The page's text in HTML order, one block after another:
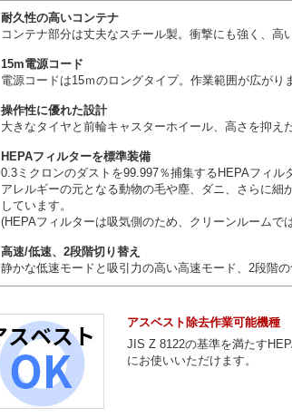
耐久性の高いコンテナ
コンテナ部分は丈夫なスチール製。衝撃にも強く、高
15m電源コード
電源コードは15ｍのロングタイプ。作業範囲が広がり
操作性に優れた設計
大きなタイヤと前輪キャスターホイール、高さを抑え
HEPAフィルターを標準装備
0.3ミクロンのダストを99.997％捕集するHEPAフィル
アレルギーの元となる動物の毛や塵、ダニ、さらに
しています。
(HEPAフィルターは吸気側のため、クリーンルームで
高速/低速、2段階切り替え
静かな低速モードと吸引力の高い高速モード、2段階
アスベスト除去作業可能機種
JIS Z 8122の基準を満たす
にお使いいただけます。